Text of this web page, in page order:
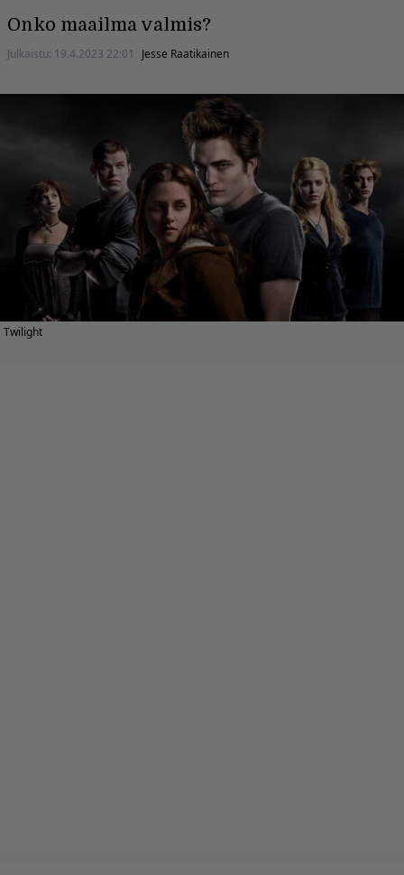
Onko maailma valmis?
Julkaistu: 19.4.2023 22:01 Jesse Raatikainen
Twilight